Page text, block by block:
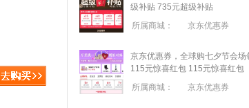
级补贴 735元超级补贴
所属商城：
京东优惠券
京东优惠券，全球购七夕节会场
115元惊喜红包 115元惊喜红包
所属商城：
京东优惠券